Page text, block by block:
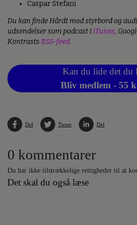
Caspar Stefani
Du kan finde Hårdt mod styrbord og
udsendelser som podcast i iTunes,
KontrastsRSS-feed.
Kan du lide det du
Bliv medlem - 55
Del Tweet Del
0 kommentarer
Du har ikke tilstrækkelige rettigheder til at
Det skal du også læse